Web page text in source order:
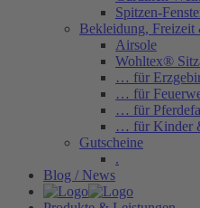
Spitzen-
Bekleidung, Freizeit
Airsole
Wohltex®
… für
… für
… für
… für Kinder
Gutscheine
.
Blog / News